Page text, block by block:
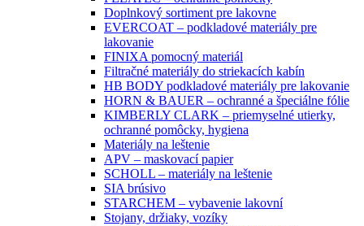
Doplnkový sortiment pre lakovne
EVERCOAT – podkladové materiály pre
lakovanie
FINIXA pomocný materiál
Filtračné materiály do striekacích kabín
HB BODY podkladové materiály pre lakovanie
HORN & BAUER – ochranné a špeciálne fólie
KIMBERLY CLARK – priemyselné utierky,
ochranné pomôcky, hygiena
Materiály na leštenie
APV – maskovací papier
SCHOLL – materiály na leštenie
SIA brúsivo
STARCHEM – vybavenie lakovní
Stojany, držiaky, vozíky